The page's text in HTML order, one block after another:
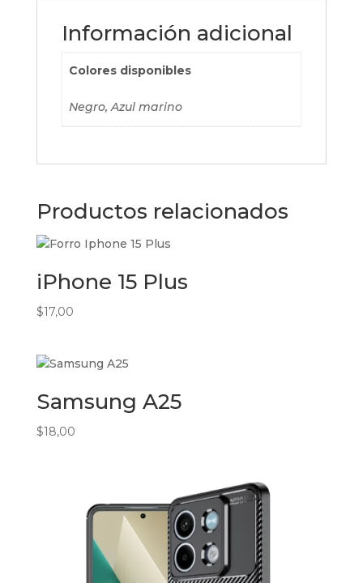
Información adicional
Colores disponibles
Negro, Azul marino
Productos relacionados
iPhone 15 Plus
$17,00
Samsung A25
$18,00